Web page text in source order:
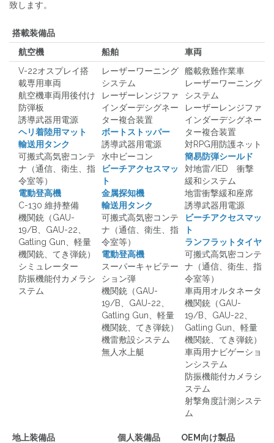
致します。
搭載装備品
航空機
船舶
車両
V-22オスプレイ搭
載専用車両
航空機車両用後付け
防弾板
誘導武器用電源
ヘリ着陸用マット
輸送用タンク
可搬式高気密コンテ
ナ（通信、衛生、指
令室等）
電動登高機
C-130 維持整備
機関銃（GAU-
19/B、GAU-22、
Gatling Gun、軽量
機関銃、てき弾銃）
シミュレーター
防振機能付カメラシ
ステム
レーザーワーニング
システム
レーザーレンジファ
インダーデシグネー
ター複合装置
ボートストッパー
誘導武器用電源
水中ビーコン
ビーチアクセスマッ
ト
金属探知機
輸送用タンク
可搬式高気密コンテ
ナ（通信、衛生、指
令室等）
電動登高機
スーパーキャビテー
ション弾
機関銃（GAU-
19/B、GAU-22、
Gatling Gun、軽量
機関銃、てき弾銃）
機雷敷設システム
無人水上艇
艦載救難作業車
レーザーワーニング
システム
レーザーレンジファ
インダーデシグネー
ター複合装置
対RPG用防護ネット
簡易防弾シールド
対地雷/IED 衝撃
緩和システム
地雷衝撃緩和座席
誘導武器用電源
ビーチアクセスマッ
ト
ランフラットタイヤ
可搬式高気密コンテ
ナ（通信、衛生、指
令室等）
車両用オルタネータ
機関銃（GAU-
19/B、GAU-22、
Gatling Gun、軽量
機関銃、てき弾銃）
車両用ナビゲーショ
ンシステム
防振機能付カメラシ
ステム
射撃角度計測システ
ム
地上装備品 個人装備品
OEM向け製品